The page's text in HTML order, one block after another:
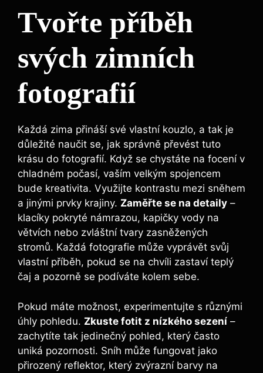
Tvořte příběh
svých zimních
fotografií
Každá zima přináší své vlastní kouzlo, a tak je
důležité naučit se, jak správně převést tuto
krásu do fotografií. Když se chystáte na focení v
chladném počasí, vaším velkým spojencem
bude kreativita. Využijte kontrastu mezi sněhem
a jinými prvky krajiny. Zaměřte se na detaily –
klacíky pokryté námrazou, kapičky vody na
větvích nebo zvláštní tvary zasněžených
stromů. Každá fotografie může vyprávět svůj
vlastní příběh, pokud se na chvíli zastaví teplý
čaj a pozorně se podíváte kolem sebe.
Pokud máte možnost, experimentujte s různými
úhly pohledu. Zkuste fotit z nízkého sezení –
zachytíte tak jedinečný pohled, který často
uniká pozornosti. Sníh může fungovat jako
přirozený reflektor, který zvýrazní barvy na